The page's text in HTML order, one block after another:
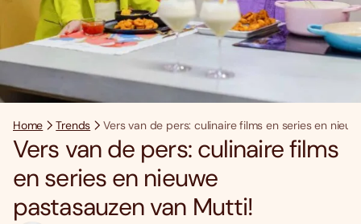
Home Trends Vers van de pers: culinaire films en series en
Vers van de pers: culinaire films
en series en nieuwe
pastasauzen van Mutti!